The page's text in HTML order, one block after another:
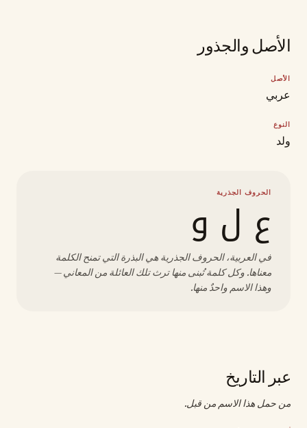
الأصل والجذور
الأصل
عربي
النوع
ولد
الحروف الجذرية
ع ل و
في العربية، الحروف الجذرية هي البذرة التي تمنح الكلمة
معناها. وكل كلمة تُبنى منها ترث تلك العائلة من المعاني —
وهذا الاسم واحدٌ منها.
عبر التاريخ
من حمل هذا الاسم من قبل.